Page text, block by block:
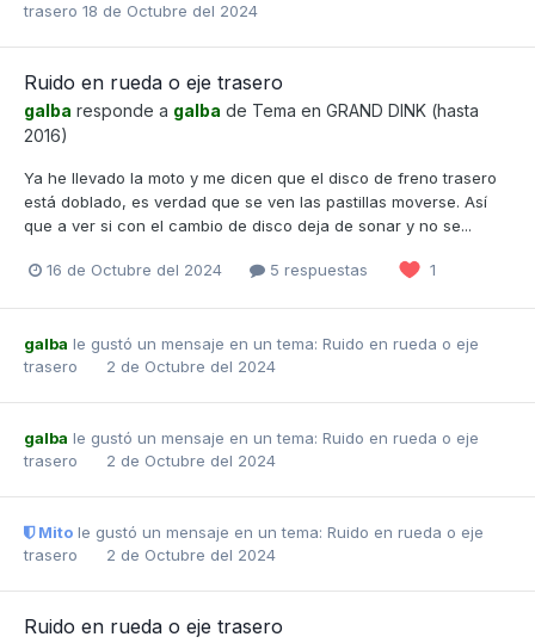
trasero 18 de Octubre del 2024
Ruido en rueda o eje trasero
galba responde a galba de Tema en GRAND DINK (hasta
2016)
Ya he llevado la moto y me dicen que el disco de freno trasero
está doblado, es verdad que se ven las pastillas moverse. Así
que a ver si con el cambio de disco deja de sonar y no se...
16 de Octubre del 2024 5 respuestas 1
galba le gustó un mensaje en un tema: Ruido en rueda o eje
trasero
2 de Octubre del 2024
galba le gustó un mensaje en un tema: Ruido en rueda o eje
trasero
2 de Octubre del 2024
Mito le gustó un mensaje en un tema: Ruido en rueda o eje
trasero
2 de Octubre del 2024
Ruido en rueda o eje trasero